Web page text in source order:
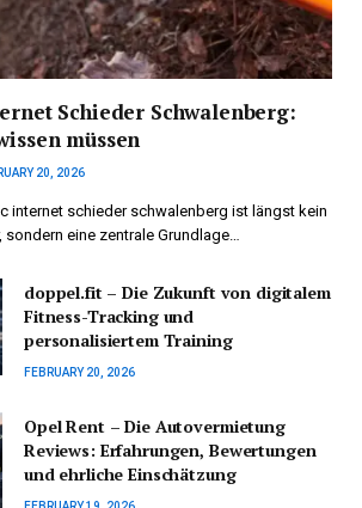
Schieder Schwalenberg:
müssen
20, 2026
internet schieder schwalenberg ist längst kein
eine zentrale Grundlage…
doppel.fit – Die Zukunft von digitalem
Fitness-Tracking und
personalisiertem Training
FEBRUARY 20, 2026
Opel Rent – Die Autovermietung
Reviews: Erfahrungen, Bewertungen
und ehrliche Einschätzung